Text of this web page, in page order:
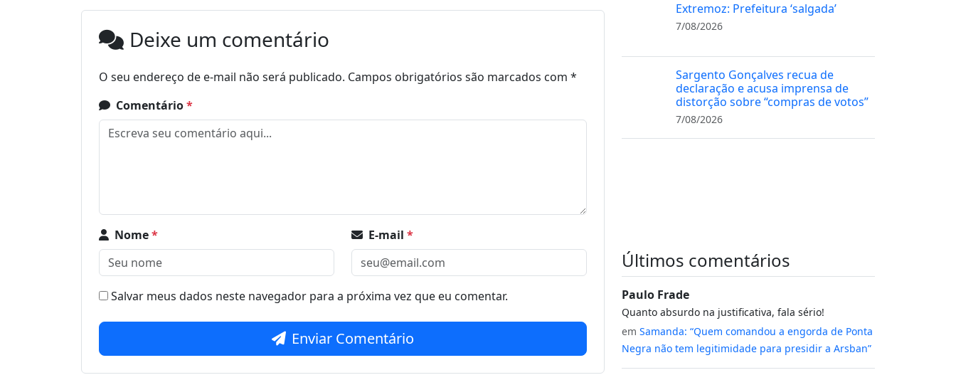
Deixe um comentário
O seu endereço de e-mail não será publicado. Campos obrigatórios são marcados com *
Comentário*
Nome* E-mail *
Salvar meus dados neste navegador para a próxima vez que eu comentar.
Enviar Comentário
Extremoz: Prefeitura ‘salgada’
7/08/2026
Sargento Gonçalves recua de
declaração e acusa imprensa de
distorção sobre “compras de votos”
7/08/2026
Últimos comentários
Paulo Frade
Quanto absurdo na justificativa, fala sério!
em Samanda: “Quem comandou a engorda de Ponta
Negra não tem legitimidade para presidir a Arsban”